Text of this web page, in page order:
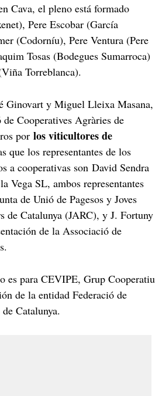
Cava, el pleno está formado
Pere Escobar (García
(Codorníu), Pere Ventura (Pere
Tosas (Bodegues Sumarroca)
Torreblanca).
Ginovart y Miguel Lleixa Masana,
Cooperatives Agràries de
por los viticultores de
que los representantes de los
a cooperativas son David Sendra
Vega SL, ambos representantes
de Unió de Pagesos y Joves
de Catalunya (JARC), y J. Fortuny
de la Associació de
es para CEVIPE, Grup Cooperatiu
de la entidad Federació de
Catalunya.